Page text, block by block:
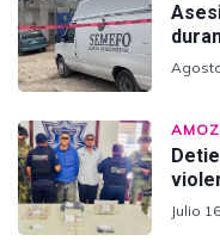
Julio